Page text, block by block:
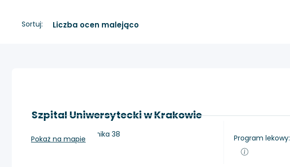
Sortuj:
Szpital Uniwersytecki w Krakowie
Kraków, ul. Kopernika 38
Pokaż na mapie Program lekowy: